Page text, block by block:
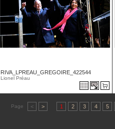
RIVA_LPREAU_GREGOIRE_422544
Lionel Préau
Page < > 1 2 3 4 5